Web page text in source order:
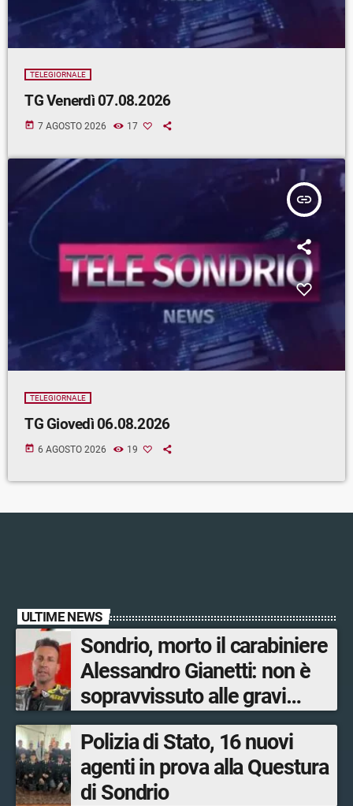
TELEGIORNALE
TG Venerdì 07.08.2026
today 7 AGOSTO 2026 17
insert_link
TELEGIORNALE
TG Giovedì 06.08.2026
today 6 AGOSTO 2026 19
ULTIME NEWS
Sondrio, morto il carabiniere
Alessandro Gianetti: non è
sopravvissuto alle gravi
ustioni
Polizia di Stato, 16 nuovi
agenti in prova alla Questura
di Sondrio